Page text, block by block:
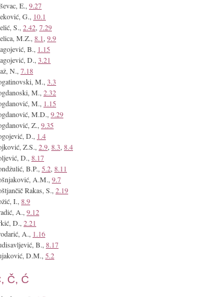
E., 9.27
G., 10.1
S., 2.42 7.29
M.Z., 8.1 9.9
B., 1.15
D., 3.21
N., 7.18
M., 3.3
M., 2.32
M., 1.15
M.D., 9.29
Z., 9.35
D., 1.4
Z.S., 2.9 8.3 8.4
D., 8.17
B.P., 5.2 8.11
A.M., 9.7
Rakas, S., 2.19
I., 8.9
A., 9.12
D., 2.21
A., 1.16
B., 8.17
D.M., 5.2
Č, Ć